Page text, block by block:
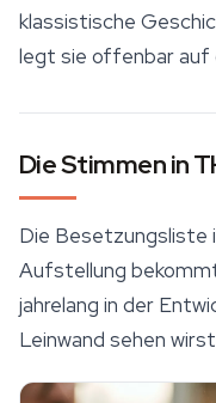
klassistische
legt sie offenbar auf
Die Stimmen in
Die Besetzungsliste
Aufstellung
jahrelang in der
Leinwand sehen